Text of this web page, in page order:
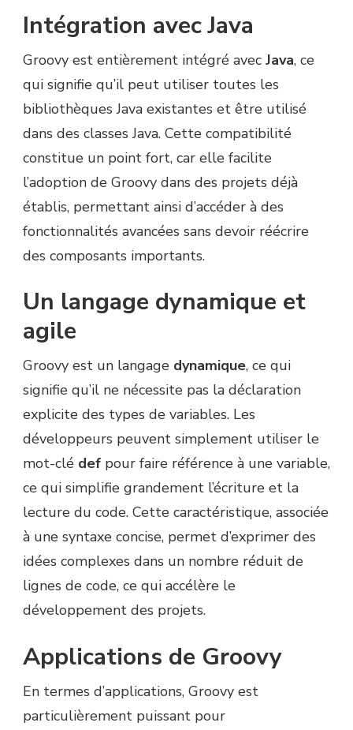
Intégration avec Java
Groovy est entièrement intégré avec Java, ce
qui signifie qu’il peut utiliser toutes les
bibliothèques Java existantes et être utilisé
dans des classes Java. Cette compatibilité
constitue un point fort, car elle facilite
l’adoption de Groovy dans des projets déjà
établis, permettant ainsi d’accéder à des
fonctionnalités avancées sans devoir réécrire
des composants importants.
Un langage dynamique et
agile
Groovy est un langage dynamique, ce qui
signifie qu’il ne nécessite pas la déclaration
explicite des types de variables. Les
développeurs peuvent simplement utiliser le
mot-clé def pour faire référence à une variable,
ce qui simplifie grandement l’écriture et la
lecture du code. Cette caractéristique, associée
à une syntaxe concise, permet d’exprimer des
idées complexes dans un nombre réduit de
lignes de code, ce qui accélère le
développement des projets.
Applications de Groovy
En termes d’applications, Groovy est
particulièrement puissant pour